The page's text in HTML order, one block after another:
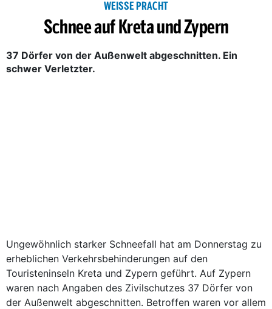
WEISSE PRACHT
Schnee auf Kreta und Zypern
37 Dörfer von der Außenwelt abgeschnitten. Ein
schwer Verletzter.
Ungewöhnlich starker Schneefall hat am Donnerstag zu
erheblichen Verkehrsbehinderungen auf den
Touristeninseln Kreta und Zypern geführt. Auf Zypern
waren nach Angaben des Zivilschutzes 37 Dörfer von
der Außenwelt abgeschnitten. Betroffen waren vor allem